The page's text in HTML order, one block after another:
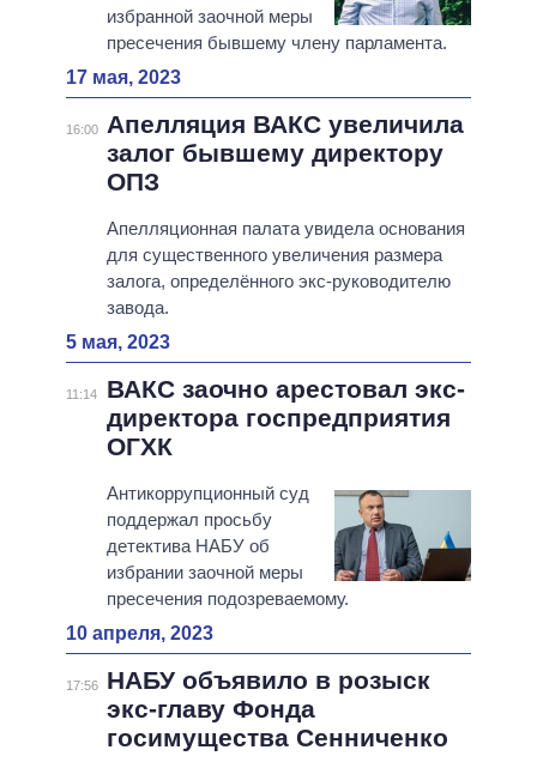
избранной заочной меры
пресечения бывшему члену парламента.
17 мая, 2023
16:00
Апелляция ВАКС увеличила
залог бывшему директору
ОПЗ
Апелляционная палата увидела основания
для существенного увеличения размера
залога, определённого экс-руководителю
завода.
5 мая, 2023
11:14
ВАКС заочно арестовал экс-
директора госпредприятия
ОГХК
Антикоррупционный суд
поддержал просьбу
детектива НАБУ об
избрании заочной меры
пресечения подозреваемому.
10 апреля, 2023
17:56
НАБУ объявило в розыск
экс-главу Фонда
госимущества Сенниченко